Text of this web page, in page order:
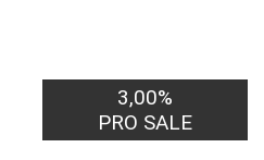
3,00%
PRO SALE